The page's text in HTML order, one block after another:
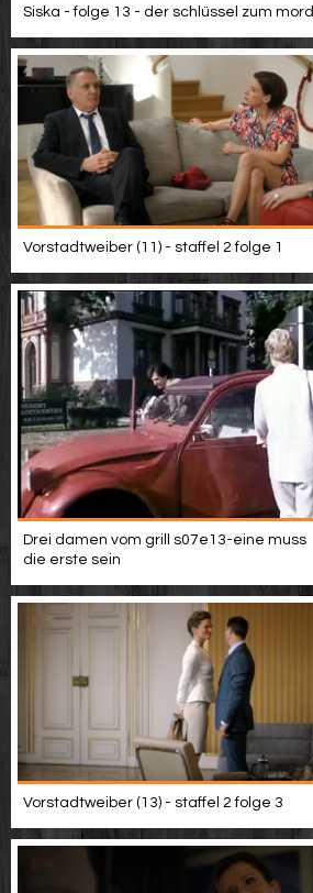
Siska - folge 13 - der schlüssel zum mord
Vorstadtweiber (11) - staffel 2 folge 1
Drei damen vom grill s07e13-eine muss
die erste sein
Vorstadtweiber (13) - staffel 2 folge 3